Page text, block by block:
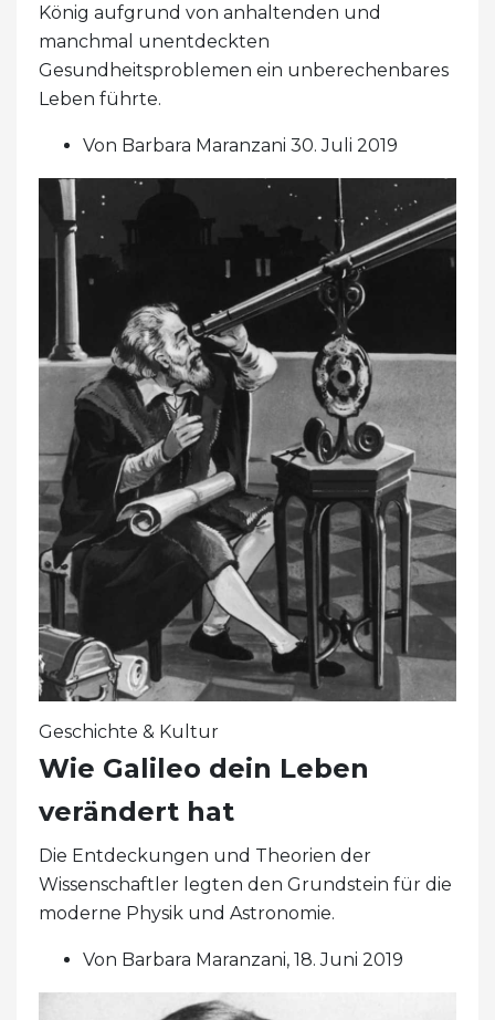
König aufgrund von anhaltenden und
manchmal unentdeckten
Gesundheitsproblemen ein unberechenbares
Leben führte.
Von Barbara Maranzani 30. Juli 2019
Geschichte & Kultur
Wie Galileo dein Leben
verändert hat
Die Entdeckungen und Theorien der
Wissenschaftler legten den Grundstein für die
moderne Physik und Astronomie.
Von Barbara Maranzani, 18. Juni 2019